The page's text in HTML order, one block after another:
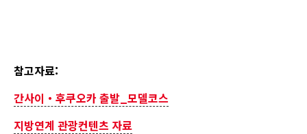
참고자료:
간사이・후쿠오카 출발_모델코스
지방연계 관광컨텐츠 자료